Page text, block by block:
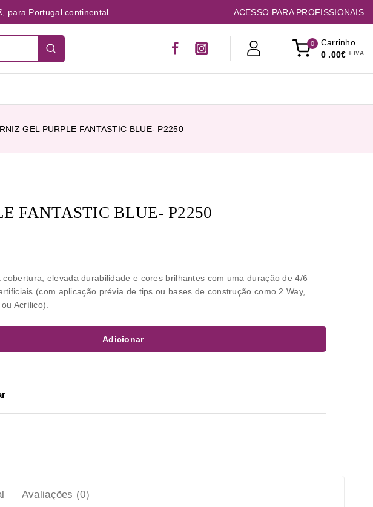
para Portugal continental ACESSO PARA PROFISSIONAIS
0
Carrinho
0 .00€
GEL PURPLE FANTASTIC BLUE- P2250
FANTASTIC BLUE- P2250
elevada durabilidade e cores brilhantes com uma duração de 4/6
(com aplicação prévia de tips ou bases de construção como 2 Way,
Acrílico).
Adicionar
Avaliações (0)